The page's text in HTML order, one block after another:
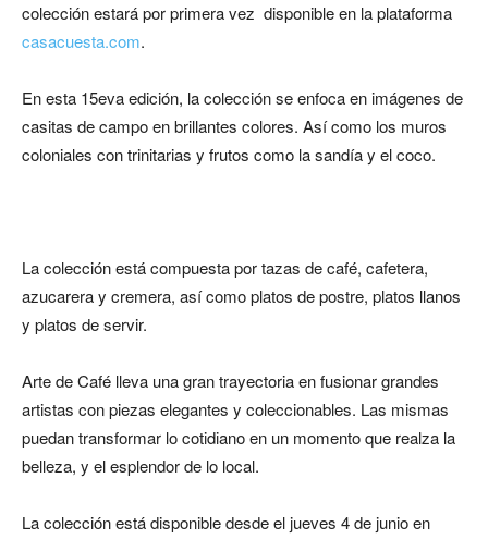
colección estará por primera vez disponible en la plataforma
casacuesta.com.
En esta 15eva edición, la colección se enfoca en imágenes de
casitas de campo en brillantes colores. Así como los muros
coloniales con trinitarias y frutos como la sandía y el coco.
La colección está compuesta por tazas de café, cafetera,
azucarera y cremera, así como platos de postre, platos llanos
y platos de servir.
Arte de Café lleva una gran trayectoria en fusionar grandes
artistas con piezas elegantes y coleccionables. Las mismas
puedan transformar lo cotidiano en un momento que realza la
belleza, y el esplendor de lo local.
La colección está disponible desde el jueves 4 de junio en